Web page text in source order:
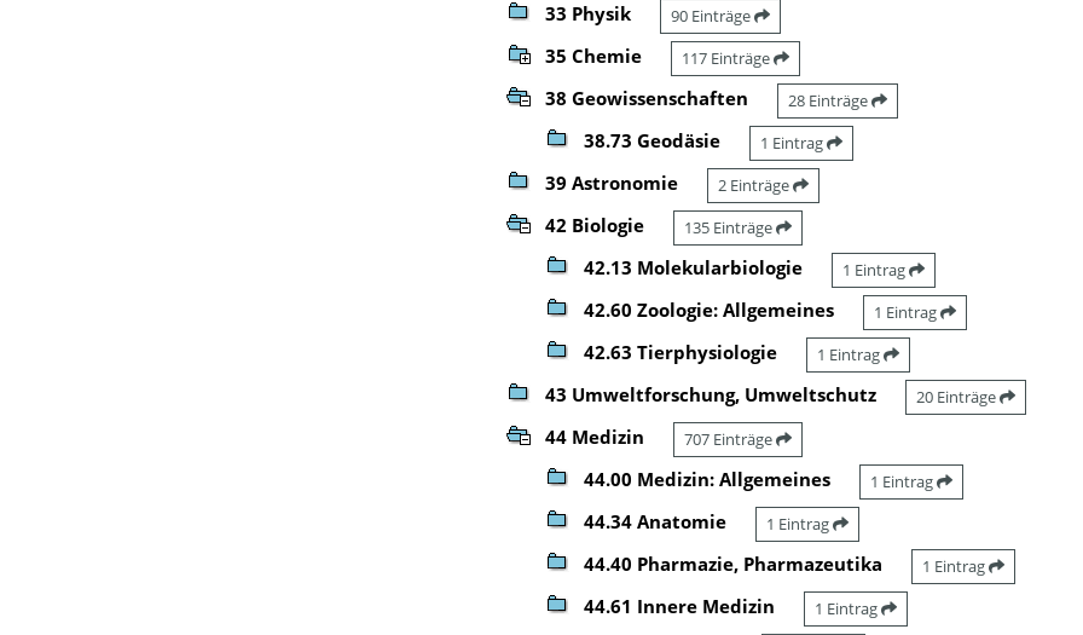
33 Physik 90 Einträge
35 Chemie 117 Einträge
38 Geowissenschaften 28 Einträge
38.73 Geodäsie 1 Eintrag
39 Astronomie 2 Einträge
42 Biologie 135 Einträge
42.13 Molekularbiologie 1 Eintrag
42.60 Zoologie: Allgemeines 1 Eintrag
42.63 Tierphysiologie 1 Eintrag
43 Umweltforschung, Umweltschutz 20 Einträge
44 Medizin 707 Einträge
44.00 Medizin: Allgemeines 1 Eintrag
44.34 Anatomie 1 Eintrag
44.40 Pharmazie, Pharmazeutika 1 Eintrag
44.61 Innere Medizin 1 Eintrag